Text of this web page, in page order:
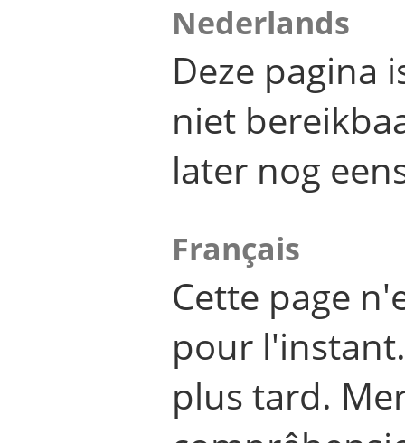
Nederlands
Deze pagina
niet
later nog
Français
Cette page
pour
plus tard.